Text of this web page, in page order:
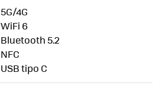
5G/4G
WiFi 6
Bluetooth 5.2
NFC
USB tipo C